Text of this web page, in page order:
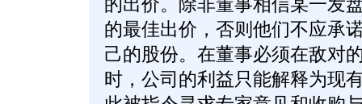
的出价。除非董事相信某一发
的最佳出价，否则他们不应承
己的股份。在董事必须在敌对
时，公司的利益只能解释为现